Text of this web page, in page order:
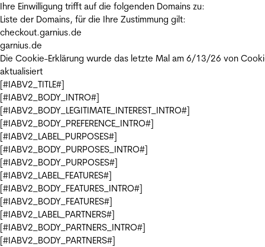
Ihre Einwilligung trifft auf die folgenden Domains zu:
Liste der Domains, für die Ihre Zustimmung gilt:
checkout.garnius.de
garnius.de
Die Cookie-Erklärung wurde das letzte Mal am 6/13/26 von
aktualisiert
[#IABV2_TITLE#]
[#IABV2_BODY_INTRO#]
[#IABV2_BODY_LEGITIMATE_INTEREST_INTRO#]
[#IABV2_BODY_PREFERENCE_INTRO#]
[#IABV2_LABEL_PURPOSES#]
[#IABV2_BODY_PURPOSES_INTRO#]
[#IABV2_BODY_PURPOSES#]
[#IABV2_LABEL_FEATURES#]
[#IABV2_BODY_FEATURES_INTRO#]
[#IABV2_BODY_FEATURES#]
[#IABV2_LABEL_PARTNERS#]
[#IABV2_BODY_PARTNERS_INTRO#]
[#IABV2_BODY_PARTNERS#]